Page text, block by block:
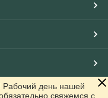
день нашей
свяжемся с